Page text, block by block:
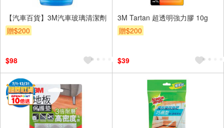
【汽車百貨】3M汽車玻璃清潔劑
贈$200
$98
3M Tartan 超透明強力膠 10g
贈$200
$39